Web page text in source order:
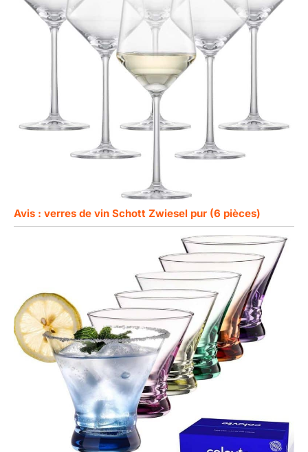
Avis : verres de vin Schott Zwiesel pur (6 pièces)